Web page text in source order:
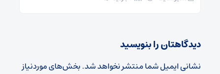
دیدگاهتان را بنویسید
نشانی ایمیل شما منتشر نخواهد شد.بخش‌های موردنیاز